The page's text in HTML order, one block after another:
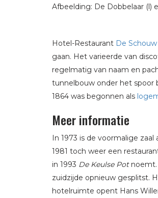
Afbeelding: De Dobbelaar (l)
Hotel-Restaurant De Schouw
gaan. Het varieerde van
regelmatig van naam en
tunnelbouw onder het spoor
1864 was begonnen als
Meer informatie
In 1973 is de voormalige
1981 toch weer een
in 1993 De Keulse Potnoemt.
zuidzijde opnieuw gesplitst.
hotelruimte opent Hans